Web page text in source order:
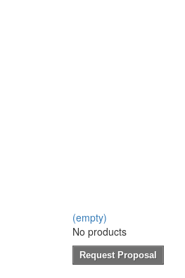
(empty)
No products
Request Proposal